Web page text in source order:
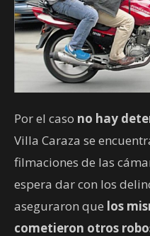
Por el caso no hay
Villa Caraza se
filmaciones de las
espera dar con los
aseguraron que los
cometieron otros